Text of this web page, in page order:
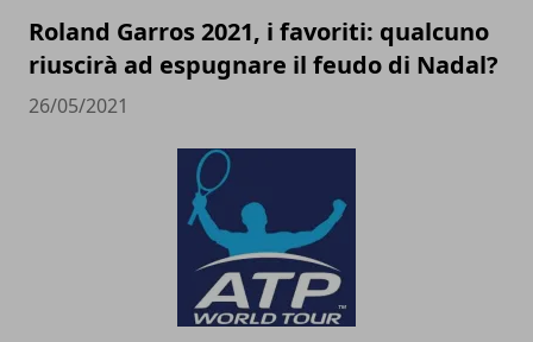
Roland Garros 2021, i favoriti: qualcuno
riuscirà ad espugnare il feudo di Nadal?
26/05/2021